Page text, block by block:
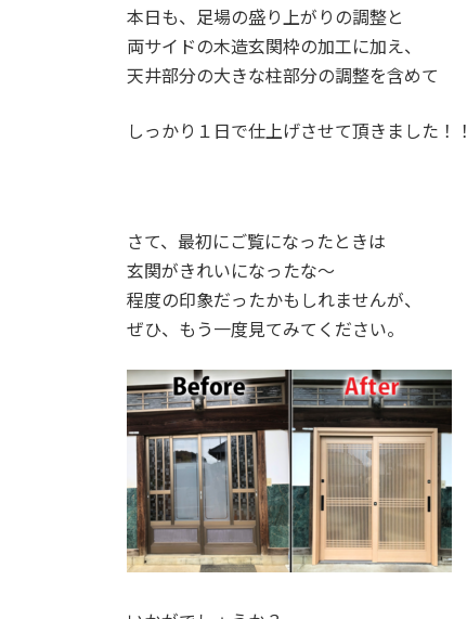
本日も、足場の盛り上がりの調整と
両サイドの木造玄関枠の加工に加え、
天井部分の大きな柱部分の調整を含めて
しっかり１日で仕上げさせて頂きました！！
さて、最初にご覧になったときは
玄関がきれいになったな～
程度の印象だったかもしれませんが、
ぜひ、もう一度見てみてください。